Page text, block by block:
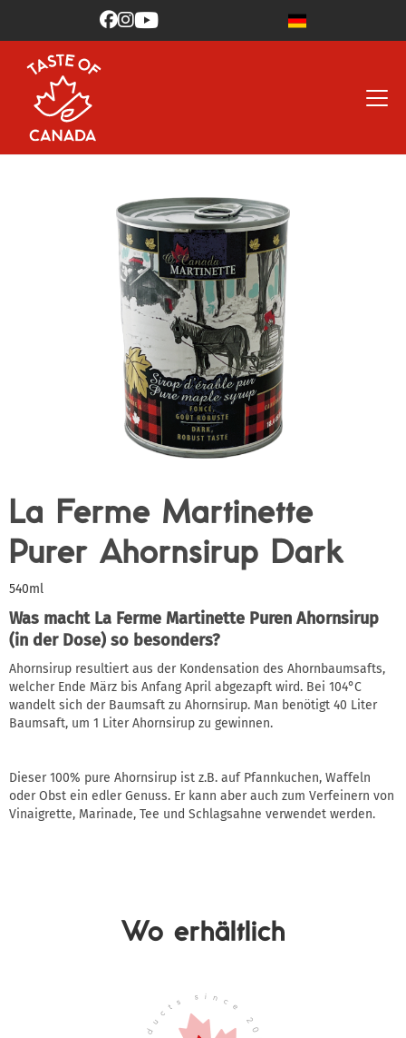

La Ferme Martinette
Purer Ahornsirup Dark
540ml
Was macht La Ferme Martinette Puren Ahornsirup
(in der Dose) so besonders?
Ahornsirup resultiert aus der Kondensation des Ahornbaumsafts,
welcher Ende März bis Anfang April abgezapft wird. Bei 104°C
wandelt sich der Baumsaft zu Ahornsirup. Man benötigt 40 Liter
Baumsaft, um 1 Liter Ahornsirup zu gewinnen.
Dieser 100% pure Ahornsirup ist z.B. auf Pfannkuchen, Waffeln
oder Obst ein edler Genuss. Er kann aber auch zum Verfeinern von
Vinaigrette, Marinade, Tee und Schlagsahne verwendet werden.
Wo erhältlich